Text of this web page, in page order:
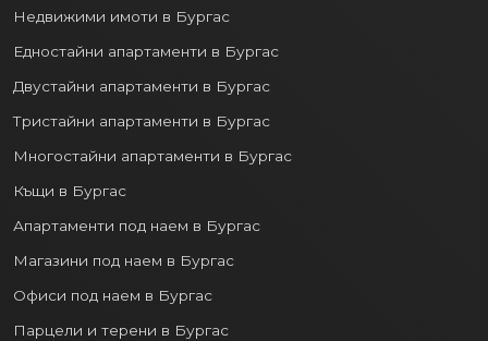
Недвижими имоти в Бургас
Едностайни апартаменти в Бургас
Двустайни апартаменти в Бургас
Тристайни апартаменти в Бургас
Многостайни апартаменти в Бургас
Къщи в Бургас
Апартаменти под наем в Бургас
Магазини под наем в Бургас
Офиси под наем в Бургас
Парцели и терени в Бургас